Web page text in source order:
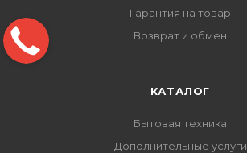
Гарантия на товар
Возврат и обмен
КАТАЛОГ
Бытовая техника
Дополнительные услуги